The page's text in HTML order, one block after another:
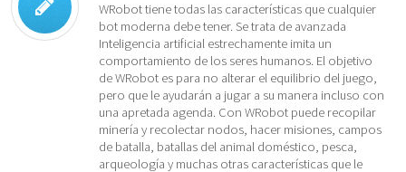
WRobot tiene todas las características que cualquier
bot moderna debe tener. Se trata de avanzada
Inteligencia artificial estrechamente imita un
comportamiento de los seres humanos. El objetivo
de WRobot es para no alterar el equilibrio del juego,
pero que le ayudarán a jugar a su manera incluso con
una apretada agenda. Con WRobot puede recopilar
minería y recolectar nodos, hacer misiones, campos
de batalla, batallas del animal doméstico, pesca,
arqueología y muchas otras características que le